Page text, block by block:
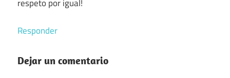
respeto por igual!
Responder
Dejar un comentario